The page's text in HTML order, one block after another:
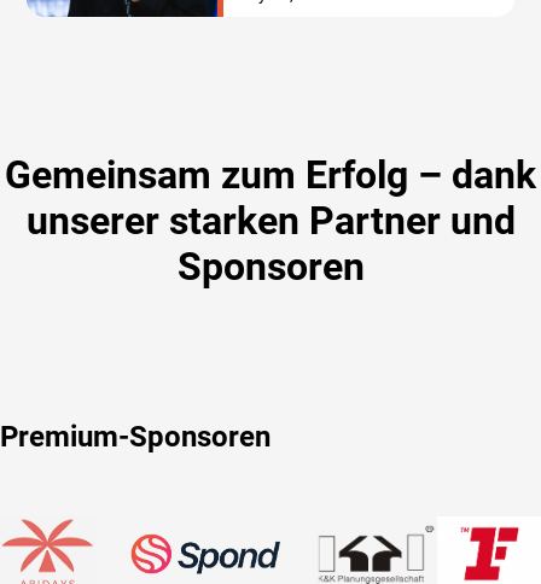
Gemeinsam zum Erfolg – dank
unserer starken Partner und
Sponsoren
Premium-Sponsoren